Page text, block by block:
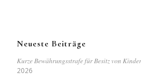
Neueste Beiträge
Kurze Bewährungsstrafe für Besitz von
2026